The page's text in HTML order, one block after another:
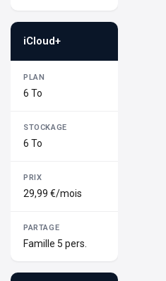
iCloud+
6 To
6 To
29,99 €/mois
Famille 5 pers.